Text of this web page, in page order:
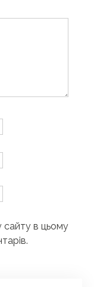
сайту в цьому